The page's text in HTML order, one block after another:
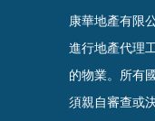
康華地產有限
進行地產代理
的物業。 所有
須親自審查或